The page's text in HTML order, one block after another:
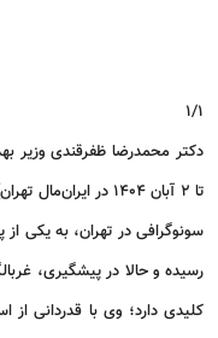
۱/۱
تا 2 آبان 1404 در
سونوگرافی در تهران، به یکی
رسیده و حالا در پیشگیری،
کلیدی دارد؛ وی با قدردانی از